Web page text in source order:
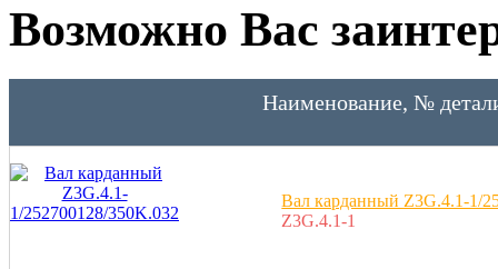
Возможно Вас
Наименование, №
Вал карданный Z3G.4.1-1/
Z3G.4.1-1